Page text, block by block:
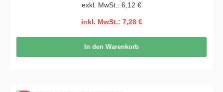
exkl. MwSt.: 6,12 €
inkl. MwSt.: 7,28 €
In den Warenkorb